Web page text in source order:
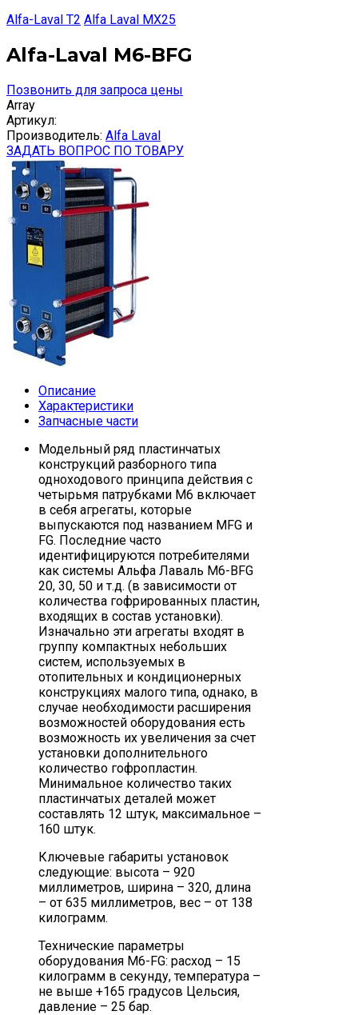
Аlfа-Lаvаl T2 Alfa Laval MX25
Alfa-Laval M6-BFG
Позвонить для запроса цены
Array
Артикул:
Производитель: Alfa Laval
ЗАДАТЬ ВОПРОС ПО ТОВАРУ
Описание
Характеристики
Запчасные части
Модельный ряд пластинчатых
конструкций разборного типа
одноходового принципа действия с
четырьмя патрубками M6 включает
в себя агрегаты, которые
выпускаются под названием MFG и
FG. Последние часто
идентифицируются потребителями
как системы Альфа Лаваль M6-BFG
20, 30, 50 и т.д. (в зависимости от
количества гофрированных пластин,
входящих в состав установки).
Изначально эти агрегаты входят в
группу компактных небольших
систем, используемых в
отопительных и кондиционерных
конструкциях малого типа, однако, в
случае необходимости расширения
возможностей оборудования есть
возможность их увеличения за счет
установки дополнительного
количество гофропластин.
Минимальное количество таких
пластинчатых деталей может
составлять 12 штук, максимальное –
160 штук.
Ключевые габариты установок
следующие: высота – 920
миллиметров, ширина – 320, длина
– от 635 миллиметров, вес – от 138
килограмм.
Технические параметры
оборудования M6-FG: расход – 15
килограмм в секунду, температура –
не выше +165 градусов Цельсия,
давление – 25 бар.